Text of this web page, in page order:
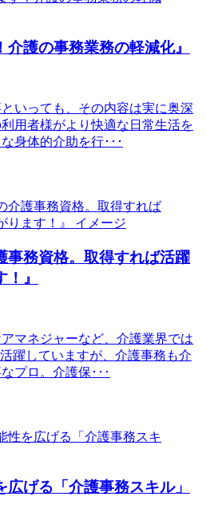
介護の事務業務の軽減化』
いっても、その内容は実に奥深
用者様がより快適な日常生活を
身体的介助を行･･･
事務資格。取得すれば活躍
』
マネジャーなど、介護業界では
躍していますが、介護事務も介
プロ。介護保･･･
げる「介護事務スキル」